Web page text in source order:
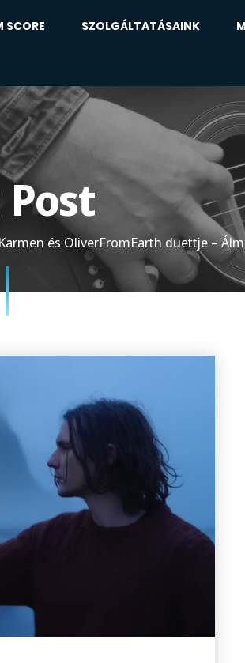
SCORE SZOLGÁLTATÁSAINK
és OliverFromEarth duettje –